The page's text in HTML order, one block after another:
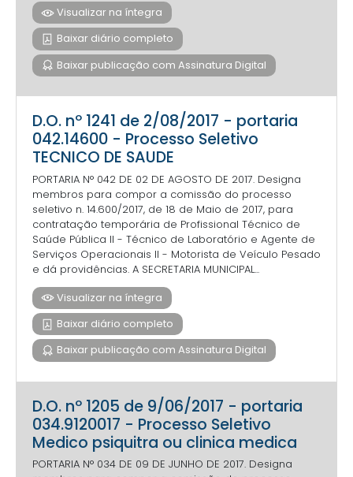
Visualizar na íntegra
Baixar diário completo
Baixar publicação com Assinatura Digital
D.O. nº 1241 de 2/08/2017 - portaria
042.14600 - Processo Seletivo
TECNICO DE SAUDE
PORTARIA N° 042 DE 02 DE AGOSTO DE 2017. Designa
membros para compor a comissão do processo
seletivo n. 14.600/2017, de 18 de Maio de 2017, para
contratação temporária de Profissional Técnico de
Saúde Pública II - Técnico de Laboratório e Agente de
Serviços Operacionais II - Motorista de Veículo Pesado
e dá providências. A SECRETARIA MUNICIPAL...
Visualizar na íntegra
Baixar diário completo
Baixar publicação com Assinatura Digital
D.O. nº 1205 de 9/06/2017 - portaria
034.9120017 - Processo Seletivo
Medico psiquitra ou clinica medica
PORTARIA N° 034 DE 09 DE JUNHO DE 2017. Designa